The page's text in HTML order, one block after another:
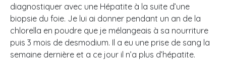
diagnostiquer avec une Hépatite à la suite d’une
biopsie du foie. Je lui ai donner pendant un an de la
chlorella en poudre que je mélangeais à sa nourriture
puis 3 mois de desmodium. Il a eu une prise de sang la
semaine dernière et a ce jour il n’a plus d’hépatite.